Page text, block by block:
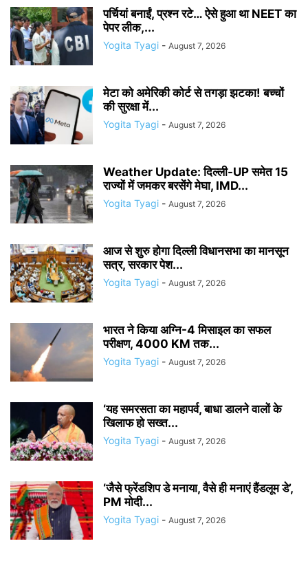
पर्चियां बनाईं, प्रश्न रटे… ऐसे हुआ था NEET का
पेपर लीक,...
Yogita Tyagi - August 7, 2026
मेटा को अमेरिकी कोर्ट से तगड़ा झटका! बच्चों
की सुरक्षा में...
Yogita Tyagi - August 7, 2026
Weather Update: दिल्ली-UP समेत 15
राज्यों में जमकर बरसेंगे मेघा, IMD...
Yogita Tyagi - August 7, 2026
आज से शुरु होगा दिल्ली विधानसभा का मानसून
सत्र, सरकार पेश...
Yogita Tyagi - August 7, 2026
भारत ने किया अग्नि-4 मिसाइल का सफल
परीक्षण, 4000 KM तक...
Yogita Tyagi - August 7, 2026
‘यह समरसता का महापर्व, बाधा डालने वालों के
खिलाफ हो सख्त...
Yogita Tyagi - August 7, 2026
‘जैसे फ्रेंडशिप डे मनाया, वैसे ही मनाएं हैंडलूम डे’,
PM मोदी...
Yogita Tyagi - August 7, 2026